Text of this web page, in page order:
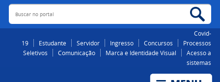
Buscar no portal
Covid-
19
Estudante Servidor Ingresso Concursos
Processos
Seletivos
Comunicação Marca e Identidade Visual
Acesso a
sistemas